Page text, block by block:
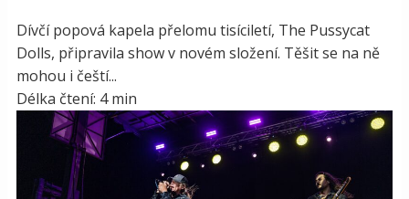
Dívčí popová kapela přelomu tisíciletí, The Pussycat
Dolls, připravila show v novém složení. Těšit se na ně
mohou i čeští...
Délka čtení: 4 min